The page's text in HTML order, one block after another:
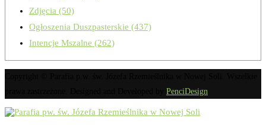
Zdjęcia (50)
Ogłoszenia Duszpasterskie (437)
Intencje Mszalne (262)
PenciDesign